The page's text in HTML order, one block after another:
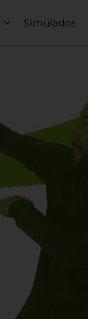
Simulados